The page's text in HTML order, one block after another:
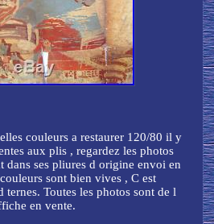
couleurs a restaurer 120/80 il y
aux plis , regardez les photos
dans ses pliures d origine envoi en
sont bien vives , C est
ternes. Toutes les photos sont de l
en vente.